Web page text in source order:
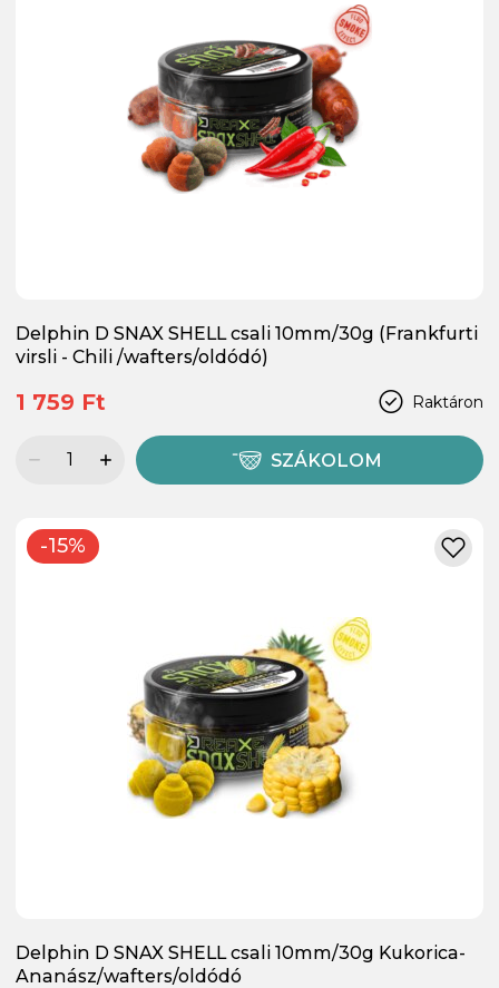
Delphin D SNAX SHELL csali 10mm/30g (Frankfurti
virsli - Chili /wafters/oldódó)
Raktáron
1 759 Ft
SZÁKOLOM
-15%
Delphin D SNAX SHELL csali 10mm/30g Kukorica-
Ananász/wafters/oldódó